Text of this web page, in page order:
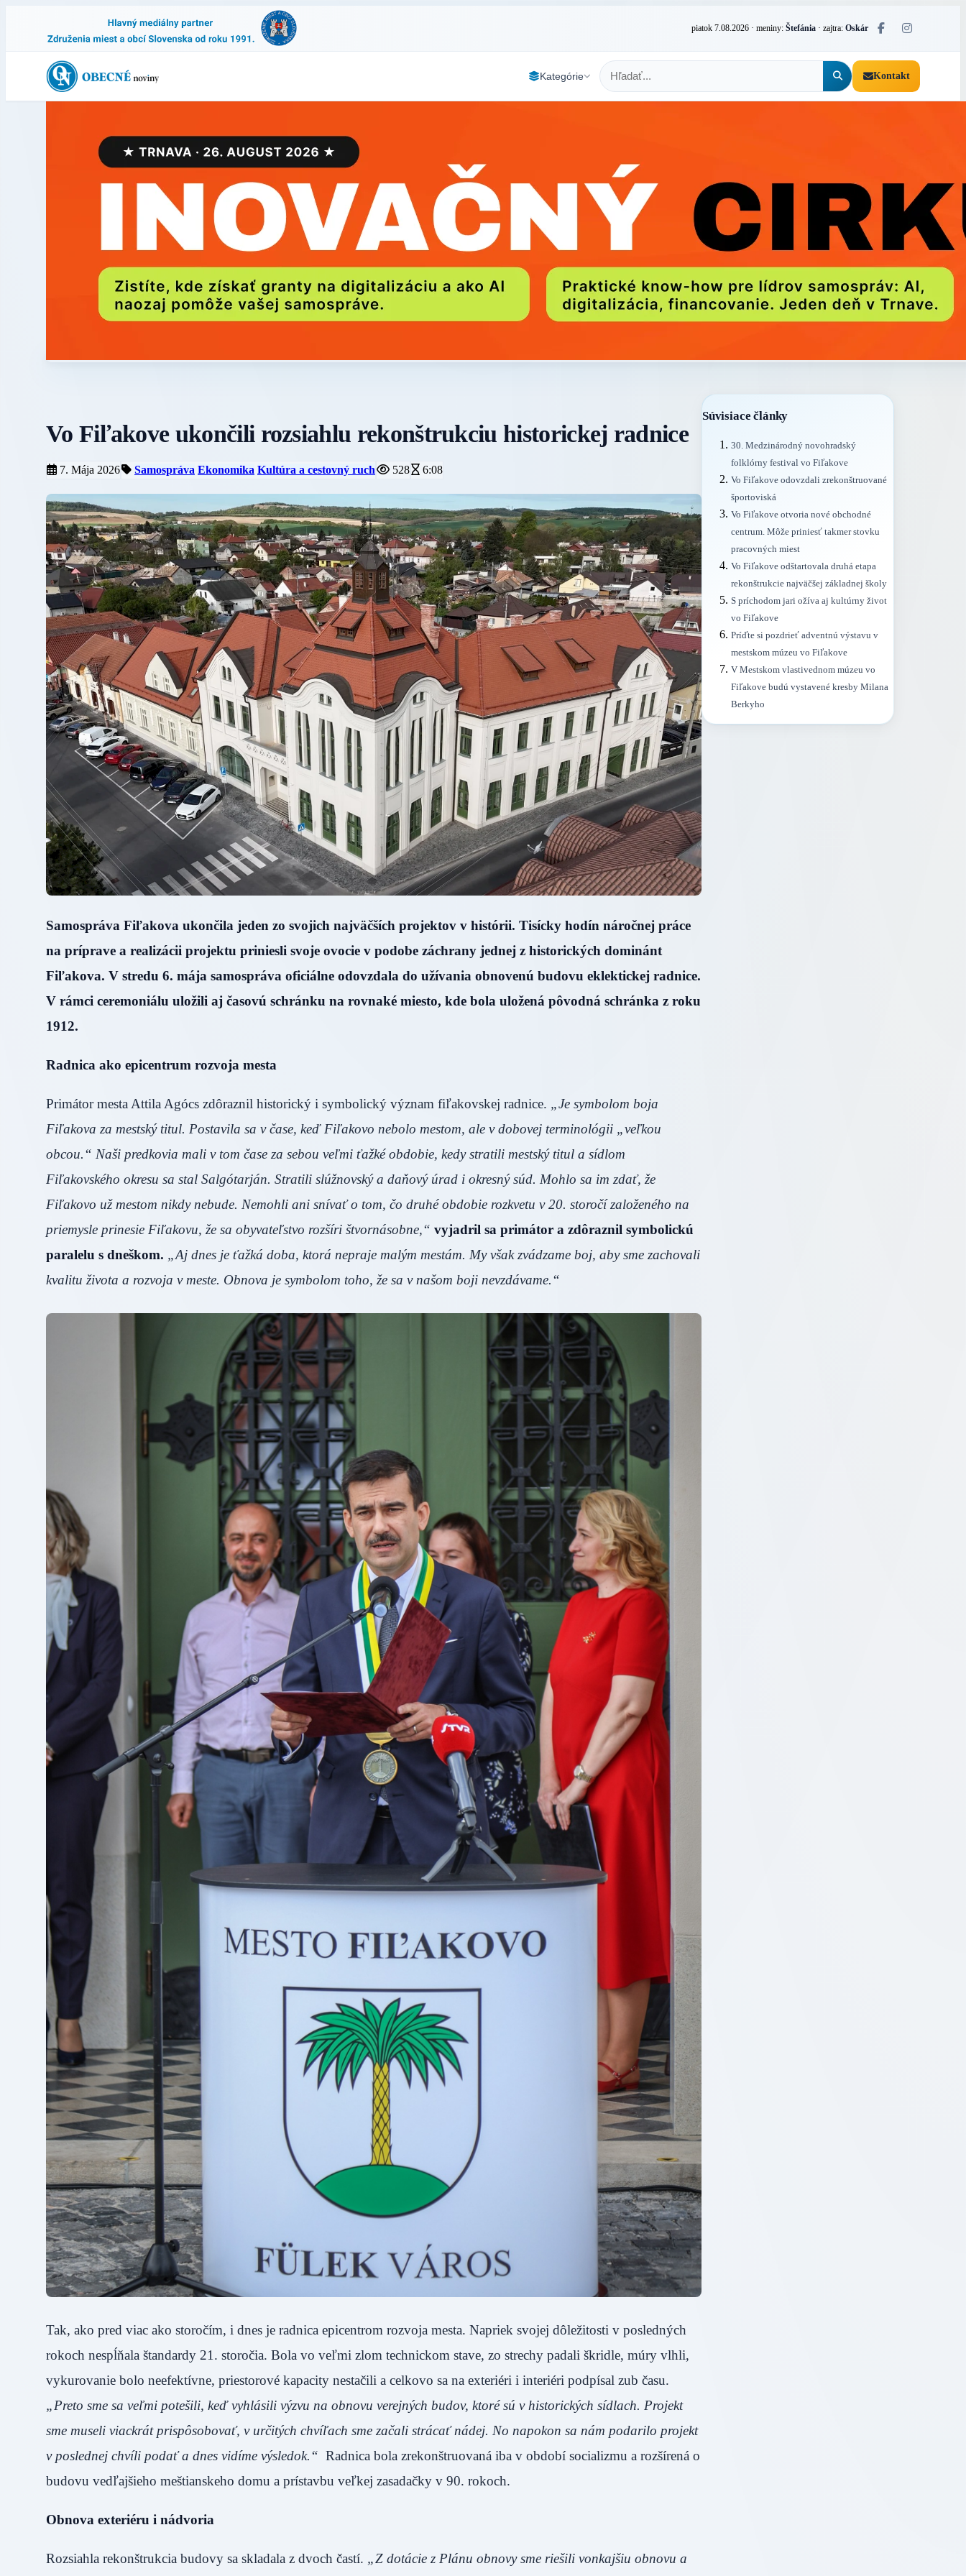
piatok 7.08.2026 · meniny: Štefánia · zajtra: Oskár
Kategórie Kontakt
Vo Fiľakove ukončili rozsiahlu rekonštrukciu historickej radnice
7. Mája 2026 Samospráva Ekonomika Kultúra a cestovný ruch 528 6:08
Samospráva Fiľakova ukončila jeden zo svojich najväčších projektov v histórii. Tisícky hodín náročnej práce
na príprave a realizácii projektu priniesli svoje ovocie v podobe záchrany jednej z historických dominánt
Fiľakova. V stredu 6. mája samospráva oficiálne odovzdala do užívania obnovenú budovu eklektickej radnice.
V rámci ceremoniálu uložili aj časovú schránku na rovnaké miesto, kde bola uložená pôvodná schránka z roku
1912.
Radnica ako epicentrum rozvoja mesta
Primátor mesta Attila Agócs zdôraznil historický i symbolický význam fiľakovskej radnice. „Je symbolom boja
Fiľakova za mestský titul. Postavila sa v čase, keď Fiľakovo nebolo mestom, ale v dobovej terminológii „veľkou
obcou.“ Naši predkovia mali v tom čase za sebou veľmi ťažké obdobie, kedy stratili mestský titul a sídlom
Fiľakovského okresu sa stal Salgótarján. Stratili slúžnovský a daňový úrad i okresný súd. Mohlo sa im zdať, že
Fiľakovo už mestom nikdy nebude. Nemohli ani snívať o tom, čo druhé obdobie rozkvetu v 20. storočí založeného na
priemysle prinesie Fiľakovu, že sa obyvateľstvo rozšíri štvornásobne,“ vyjadril sa primátor a zdôraznil symbolickú
paralelu s dneškom. „Aj dnes je ťažká doba, ktorá nepraje malým mestám. My však zvádzame boj, aby sme zachovali
kvalitu života a rozvoja v meste. Obnova je symbolom toho, že sa v našom boji nevzdávame.“
Tak, ako pred viac ako storočím, i dnes je radnica epicentrom rozvoja mesta. Napriek svojej dôležitosti v posledných
rokoch nespĺňala štandardy 21. storočia. Bola vo veľmi zlom technickom stave, zo strechy padali škridle, múry vlhli,
vykurovanie bolo neefektívne, priestorové kapacity nestačili a celkovo sa na exteriéri i interiéri podpísal zub času.
„Preto sme sa veľmi potešili, keď vyhlásili výzvu na obnovu verejných budov, ktoré sú v historických sídlach. Projekt
sme museli viackrát prispôsobovať, v určitých chvíľach sme začali strácať nádej. No napokon sa nám podarilo projekt
v poslednej chvíli podať a dnes vidíme výsledok.“ Radnica bola zrekonštruovaná iba v období socializmu a rozšírená o
budovu vedľajšieho meštianskeho domu a prístavbu veľkej zasadačky v 90. rokoch.
Obnova exteriéru i nádvoria
Rozsiahla rekonštrukcia budovy sa skladala z dvoch častí. „Z dotácie z Plánu obnovy sme riešili vonkajšiu obnovu a
Súvisiace články
30. Medzinárodný novohradský
folklórny festival vo Fiľakove
Vo Fiľakove odovzdali zrekonštruované
športoviská
Vo Fiľakove otvoria nové obchodné
centrum. Môže priniesť takmer stovku
pracovných miest
Vo Fiľakove odštartovala druhá etapa
rekonštrukcie najväčšej základnej školy
S príchodom jari ožíva aj kultúrny život
vo Fiľakove
Príďte si pozdrieť adventnú výstavu v
mestskom múzeu vo Fiľakove
V Mestskom vlastivednom múzeu vo
Fiľakove budú vystavené kresby Milana
Berkyho